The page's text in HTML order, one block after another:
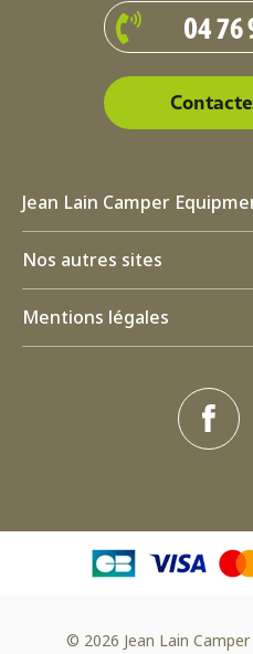
04 76
Jean Lain Camper
Nos autres sites
Mentions légales
© 2026 Jean Lain